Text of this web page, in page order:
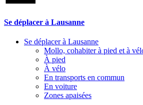
Se déplacer à Lausanne
Se déplacer à Lausanne
Mollo, cohabiter à pied et à
À pied
À vélo
En transports en commun
En voiture
Zones apaisées